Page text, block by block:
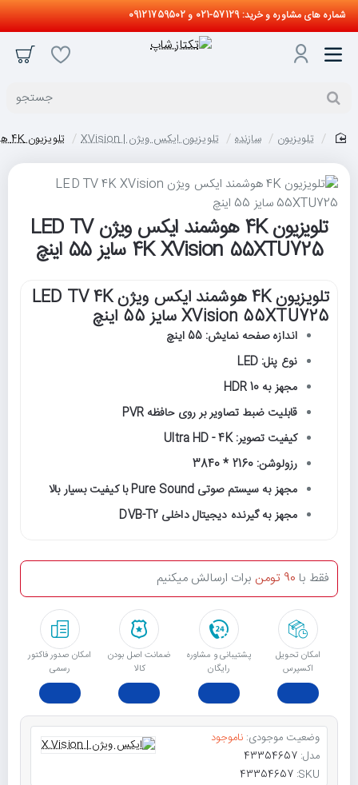
شماره های مشاوره و خرید: 57129-021 و 09121759502
جستجو
تلویزیون سازنده تلویزیون ایکس ویژن | XVision تلویزیون 4K هوشمند ایکس ویژن LED TV 4K XVision 55XTU725 سایز 55 اینچ
تلویزیون 4K هوشمند ایکس ویژن LED TV
4K XVision 55XTU725 سایز 55 اینچ
تلویزیون 4K هوشمند ایکس ویژن LED TV 4K
XVision 55XTU725 سایز 55 اینچ
اندازه صفحه نمایش: 55 اینچ
نوع پنل: LED
مجهز به HDR 10
قابلیت ضبط تصاویر بر روی حافظه PVR
کیفیت تصویر: Ultra HD - 4K
رزولوشن: 2160 * 3840
مجهز به سیستم صوتی Pure Sound با کیفیت بسیار بالا
مجهز به گیرنده دیجیتال داخلی DVB-T2
امکان تحویل
اکسپرس
پشتیبانی و مشاوره
رایگان
ﺿﻤﺎﻧﺖ اﺻﻞ ﺑﻮدن
ﮐﺎﻟﺎ
امکان صدور فاکتور
رسمی
فقط با 90 تومن برات ارسالش میکنیم
وضعیت موجودی: ناموجود
مدل: 43354657
SKU:
43354657